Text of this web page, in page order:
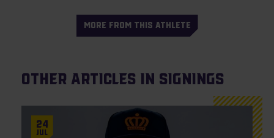
MORE FROM THIS ATHLETE
Other articles in Signings
24
Jul